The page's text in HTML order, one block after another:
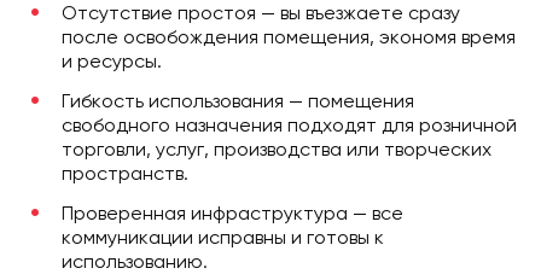
Отсутствие простоя — вы въезжаете сразу
после освобождения помещения, экономя время
и ресурсы.
Гибкость использования — помещения
свободного назначения подходят для розничной
торговли, услуг, производства или творческих
пространств.
Проверенная инфраструктура — все
коммуникации исправны и готовы к
использованию.